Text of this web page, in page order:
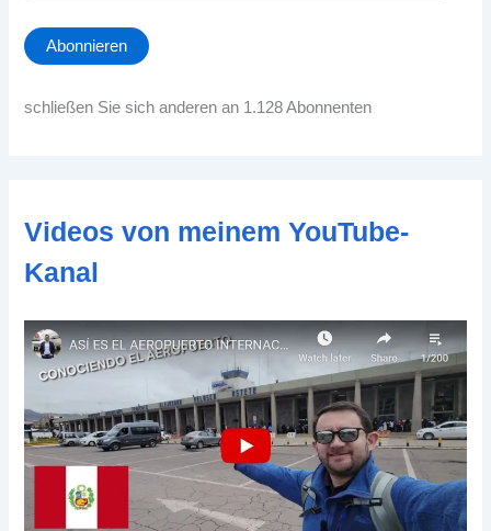
a
i
A
s
e
Abonnieren
schließen Sie sich anderen an 1.128 Abonnenten
Videos von meinem YouTube-
Kanal